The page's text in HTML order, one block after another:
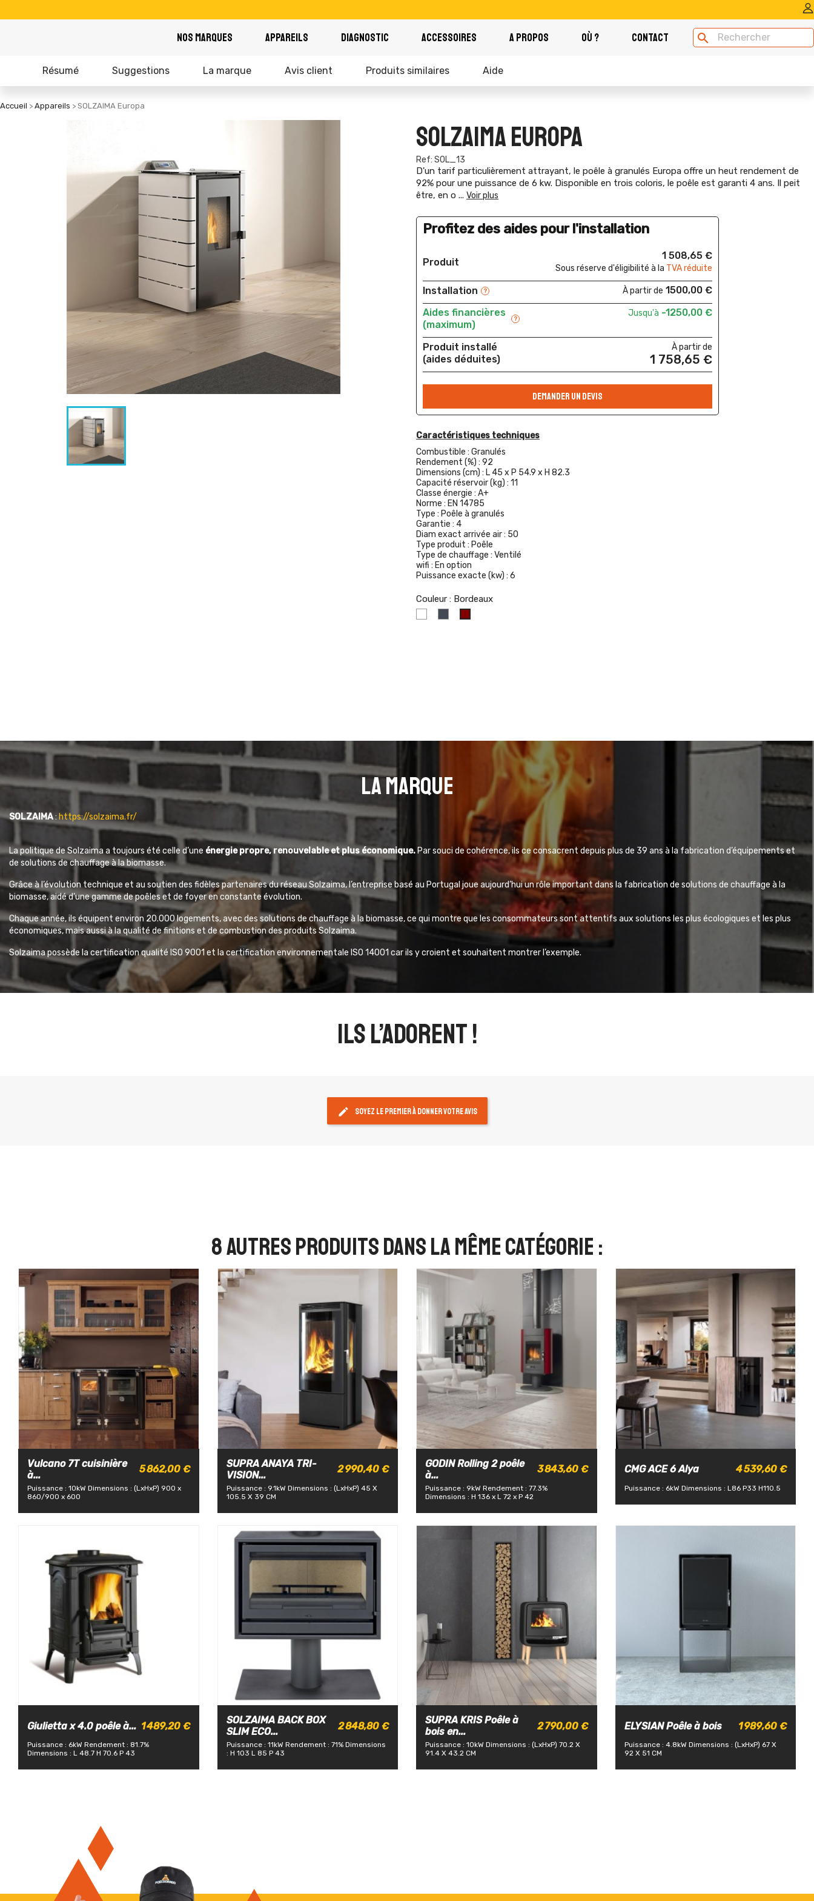
NOS MARQUES APPAREILS DIAGNOSTIC ACCESSOIRES A PROPOS OÙ ? CONTACT search
Accueil Appareils SOLZAIMA Europa
Résumé Suggestions La marque Avis client Produits similaires Aide
SOLZAIMA EUROPA
Ref: SOL_13
D'un tarif particulièrement attrayant, le poêle à granulés Europa offre un heut rendement de
92% pour une puissance de 6 kw. Disponible en trois coloris, le poêle est garanti 4 ans. Il peit
être, en o ... Voir plus
Profitez des aides pour l'installation
Produit
1 508,65 €
Sous réserve d'éligibilité à la TVA réduite
Installation ? À partir de 1500,00 €
Aides financières
(maximum)
?
Jusqu'à -1250,00 €
Produit installé
(aides déduites)
À partir de
1 758,65 €
DEMANDER UN DEVIS
Caractéristiques techniques
Combustible : Granulés
Rendement (%) : 92
Dimensions (cm) : L 45 x P 54.9 x H 82.3
Capacité réservoir (kg) : 11
Classe énergie : A+
Norme : EN 14785
Type : Poêle à granulés
Garantie : 4
Diam exact arrivée air : 50
Type produit : Poêle
Type de chauffage : Ventilé
wifi : En option
Puissance exacte (kw) : 6
Couleur : Bordeaux
La marque
SOLZAIMA:https://solzaima.fr/
La politique de Solzaima a toujours été celle d’une énergie propre, renouvelable et plus économique. Par souci de cohérence, ils ce consacrent depuis plus de 39 ans à la fabrication d’équipements et
de solutions de chauffage à la biomasse.
Grâce à l’évolution technique et au soutien des fidèles partenaires du réseau Solzaima, l’entreprise basé au Portugal joue aujourd’hui un rôle important dans la fabrication de solutions de chauffage à la
biomasse, aidé d’une gamme de poêles et de foyer en constante évolution.
Chaque année, ils équipent environ 20.000 logements, avec des solutions de chauffage à la biomasse, ce qui montre que les consommateurs sont attentifs aux solutions les plus écologiques et les plus
économiques, mais aussi à la qualité de finitions et de combustion des produits Solzaima.
Solzaima possède la certification qualité ISO 9001 et la certification environnementale ISO 14001 car ils y croient et souhaitent montrer l’exemple.
ils l’adorent !
edit Soyez le premier à donner votre avis
8 autres produits dans la même catégorie :
Vulcano 7T cuisinière
à...
5 862,00 €
Puissance : 10kW Dimensions : (LxHxP) 900 x
860/900 x 600
SUPRA ANAYA TRI-
VISION...
2 990,40 €
Puissance : 9.1kW Dimensions : (LxHxP) 45 X
105.5 X 39 CM
GODIN Rolling 2 poêle
à...
3 843,60 €
Puissance : 9kW Rendement : 77.3%
Dimensions : H 136 x L 72 x P 42
CMG ACE 6 Alya 4 539,60 €
Puissance : 6kW Dimensions : L86 P33 H110.5
Giulietta x 4.0 poêle à... 1 489,20 €
Puissance : 6kW Rendement : 81.7%
Dimensions : L 48.7 H 70.6 P 43
SOLZAIMA BACK BOX
SLIM ECO...
2 848,80 €
Puissance : 11kW Rendement : 71% Dimensions
: H 103 L 85 P 43
SUPRA KRIS Poêle à
bois en...
2 790,00 €
Puissance : 10kW Dimensions : (LxHxP) 70.2 X
91.4 X 43.2 CM
ELYSIAN Poêle à bois 1 989,60 €
Puissance : 4.8kW Dimensions : (LxHxP) 67 X
92 X 51 CM